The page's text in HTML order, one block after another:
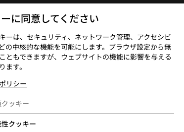
に同意してください
ーは、セキュリティ、ネットワーク管理、アクセシビ
の中核的な機能を可能にします。ブラウザ設定から無
ともできますが、ウェブサイトの機能に影響を与える
ます。
リシー
ッキー
クッキー